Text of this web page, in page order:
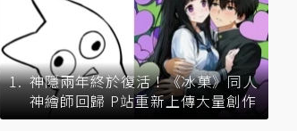
神隱兩年終於復活！《冰菓》同人
神繪師回歸 P站重新上傳大量創作